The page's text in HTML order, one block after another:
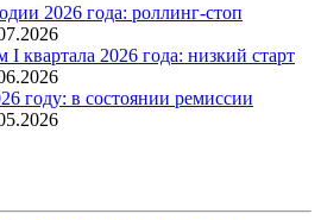
2026 года: роллинг-стоп
квартала 2026 года: низкий старт
году: в состоянии ремиссии